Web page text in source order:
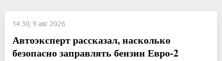
14:30, 9 авг 2026
Автоэксперт рассказал, насколько
безопасно заправлять бензин Евро-2